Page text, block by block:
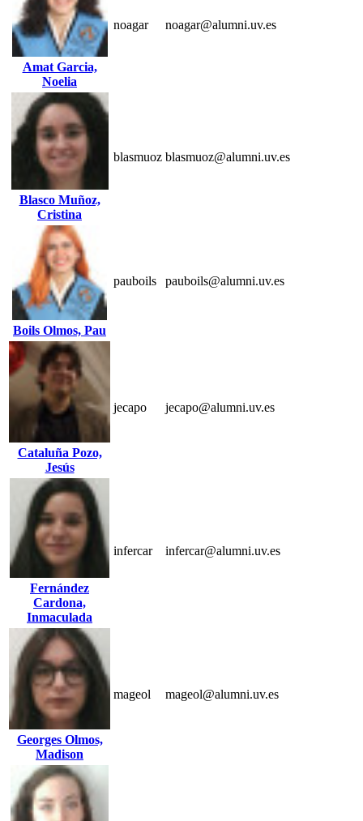
Amat Garcia,
Noelia
noagar noagar@alumni.uv.es
Blasco Muñoz,
Cristina
blasmuoz blasmuoz@alumni.uv.es
Boils Olmos, Pau
pauboils pauboils@alumni.uv.es
Cataluña Pozo,
Jesús
jecapo jecapo@alumni.uv.es
Fernández
Cardona,
Inmaculada
infercar infercar@alumni.uv.es
Georges Olmos,
Madison
mageol mageol@alumni.uv.es